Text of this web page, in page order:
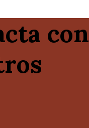
con